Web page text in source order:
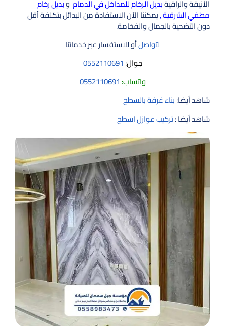
الأنيقة والراقيةبديل الرخام للمداخل في الدمام وبديل رخام
مطفي الشرقية ,يمكننا الآن الاستفادة من البدائل بتكلفة أقل
دون التضحية بالجمال والفخامة.
لتواصلأو للاستفسار عبر خدماتنا
جوال: 0552110691
واتساب: 0552110691
شاهد أيضا:بناء غرفة بالسطح
شاهد أيضا :تركيب عوازل اسطح